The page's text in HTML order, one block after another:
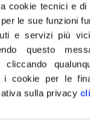
cookie tecnici e di
le sue funzioni
e servizi più
questo
i cookie per le
sulla privacy
Meloni finalmente